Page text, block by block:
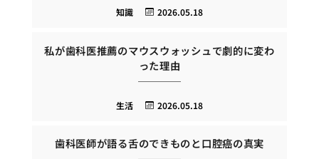
2026.05.18
知識
私が歯科医推薦のマウスウォッシュで劇的に変わ
った理由
2026.05.18
生活
歯科医師が語る舌のできものと口腔癌の真実